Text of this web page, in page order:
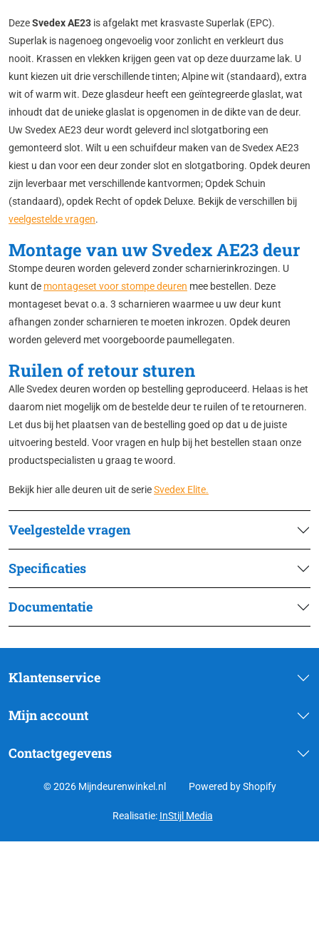
DezeSvedex AE23 is afgelakt met krasvaste Superlak (EPC).
Superlak is nagenoeg ongevoelig voor zonlicht en verkleurt dus
nooit. Krassen en vlekken krijgen geen vat op deze duurzame lak. U
kunt kiezen uit drie verschillende tinten; Alpine wit (standaard), extra
wit of warm wit. Deze glasdeur heeft een geïntegreerde glaslat, wat
inhoudt dat de unieke glaslat is opgenomen in de dikte van de deur.
Uw Svedex AE23 deur wordt geleverd incl slotgatboring een
gemonteerd slot. Wilt u een schuifdeur maken van de Svedex AE23
kiest u dan voor een deur zonder slot en slotgatboring. Opdek deuren
zijn leverbaar met verschillende kantvormen; Opdek Schuin
(standaard), opdek Recht of opdek Deluxe. Bekijk de verschillen bij
veelgestelde vragen.
Montage van uw Svedex AE23 deur
Stompe deuren worden geleverd zonder scharnierinkrozingen. U
kunt de montageset voor stompe deuren mee bestellen. Deze
montageset bevat o.a. 3 scharnieren waarmee u uw deur kunt
afhangen zonder scharnieren te moeten inkrozen. Opdek deuren
worden geleverd met voorgeboorde paumellegaten.
Ruilen of retour sturen
Alle Svedex deuren worden op bestelling geproduceerd. Helaas is het
daarom niet mogelijk om de bestelde deur te ruilen of te retourneren.
Let dus bij het plaatsen van de bestelling goed op dat u de juiste
uitvoering besteld. Voor vragen en hulp bij het bestellen staan onze
productspecialisten u graag te woord.
Bekijk hier alle deuren uit de serieSvedex Elite.
Veelgestelde vragen
Specificaties
Documentatie
Klantenservice
Mijn account
Contactgegevens
© 2026 Mijndeurenwinkel.nl Powered by Shopify
Realisatie: InStijl Media